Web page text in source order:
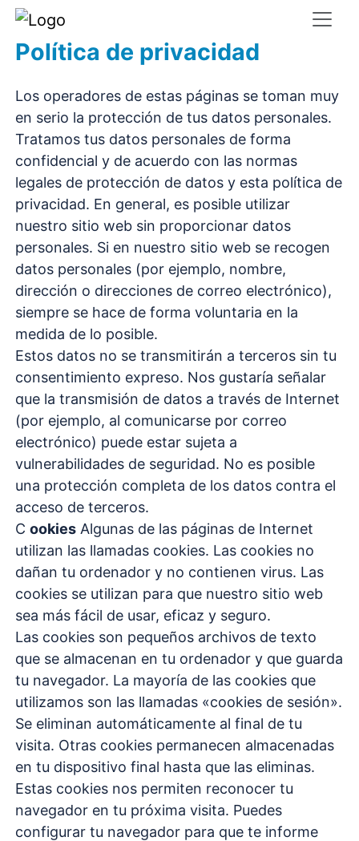
Política de privacidad
Los operadores de estas páginas se toman muy
en serio la protección de tus datos personales.
Tratamos tus datos personales de forma
confidencial y de acuerdo con las normas
legales de protección de datos y esta política de
privacidad. En general, es posible utilizar
nuestro sitio web sin proporcionar datos
personales. Si en nuestro sitio web se recogen
datos personales (por ejemplo, nombre,
dirección o direcciones de correo electrónico),
siempre se hace de forma voluntaria en la
medida de lo posible.
Estos datos no se transmitirán a terceros sin tu
consentimiento expreso. Nos gustaría señalar
que la transmisión de datos a través de Internet
(por ejemplo, al comunicarse por correo
electrónico) puede estar sujeta a
vulnerabilidades de seguridad. No es posible
una protección completa de los datos contra el
acceso de terceros.
Cookies Algunas de las páginas de Internet
utilizan las llamadas cookies. Las cookies no
dañan tu ordenador y no contienen virus. Las
cookies se utilizan para que nuestro sitio web
sea más fácil de usar, eficaz y seguro.
Las cookies son pequeños archivos de texto
que se almacenan en tu ordenador y que guarda
tu navegador. La mayoría de las cookies que
utilizamos son las llamadas «cookies de sesión».
Se eliminan automáticamente al final de tu
visita. Otras cookies permanecen almacenadas
en tu dispositivo final hasta que las eliminas.
Estas cookies nos permiten reconocer tu
navegador en tu próxima visita. Puedes
configurar tu navegador para que te informe